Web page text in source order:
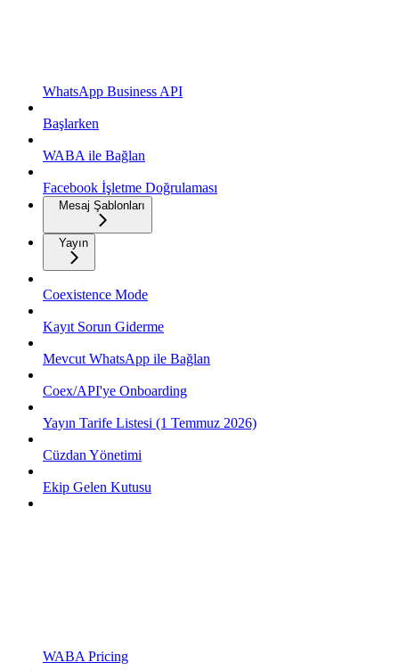
WhatsApp Business API
Başlarken
WABA ile Bağlan
Facebook İşletme Doğrulaması
Mesaj Şablonları
Yayın
Coexistence Mode
Kayıt Sorun Giderme
Mevcut WhatsApp ile Bağlan
Coex/API'ye Onboarding
Yayın Tarife Listesi (1 Temmuz 2026)
Cüzdan Yönetimi
Ekip Gelen Kutusu
WABA Pricing